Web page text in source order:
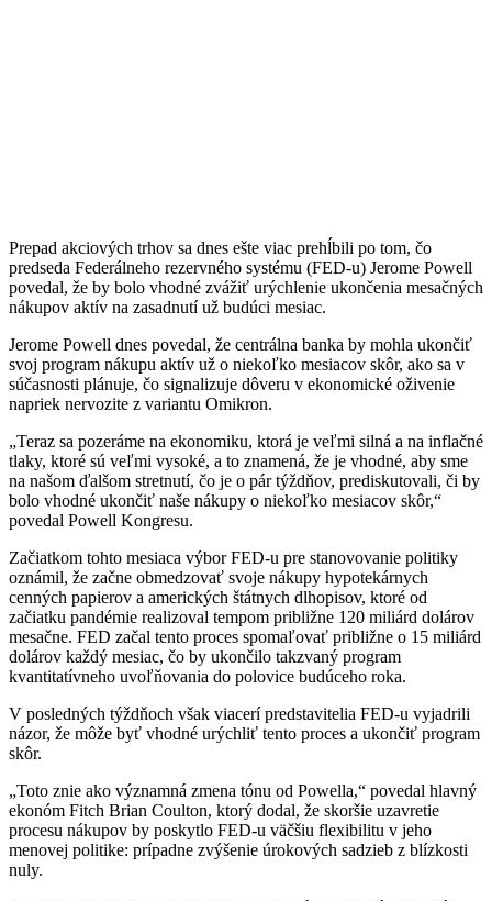
Prepad akciových trhov sa dnes ešte viac prehĺbili po tom, čo
predseda Federálneho rezervného systému (FED-u) Jerome Powell
povedal, že by bolo vhodné zvážiť urýchlenie ukončenia mesačných
nákupov aktív na zasadnutí už budúci mesiac.
Jerome Powell dnes povedal, že centrálna banka by mohla ukončiť
svoj program nákupu aktív už o niekoľko mesiacov skôr, ako sa v
súčasnosti plánuje, čo signalizuje dôveru v ekonomické oživenie
napriek nervozite z variantu Omikron.
„Teraz sa pozeráme na ekonomiku, ktorá je veľmi silná a na inflačné
tlaky, ktoré sú veľmi vysoké, a to znamená, že je vhodné, aby sme
na našom ďalšom stretnutí, čo je o pár týždňov, prediskutovali, či by
bolo vhodné ukončiť naše nákupy o niekoľko mesiacov skôr,“
povedal Powell Kongresu.
Začiatkom tohto mesiaca výbor FED-u pre stanovovanie politiky
oznámil, že začne obmedzovať svoje nákupy hypotekárnych
cenných papierov a amerických štátnych dlhopisov, ktoré od
začiatku pandémie realizoval tempom približne 120 miliárd dolárov
mesačne. FED začal tento proces spomaľovať približne o 15 miliárd
dolárov každý mesiac, čo by ukončilo takzvaný program
kvantitatívneho uvoľňovania do polovice budúceho roka.
V posledných týždňoch však viacerí predstavitelia FED-u vyjadrili
názor, že môže byť vhodné urýchliť tento proces a ukončiť program
skôr.
„Toto znie ako významná zmena tónu od Powella,“ povedal hlavný
ekonóm Fitch Brian Coulton, ktorý dodal, že skoršie uzavretie
procesu nákupov by poskytlo FED-u väčšiu flexibilitu v jeho
menovej politike: prípadne zvýšenie úrokových sadzieb z blízkosti
nuly.